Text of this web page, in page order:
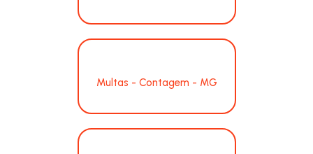
Multas - Contagem - MG